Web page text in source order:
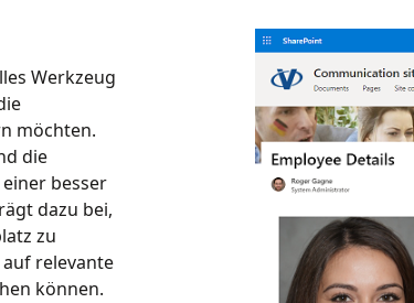
Werkzeug
möchten.
die
besser
dazu bei,
zu
relevante
können.